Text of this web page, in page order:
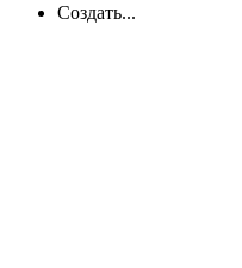
Создать...